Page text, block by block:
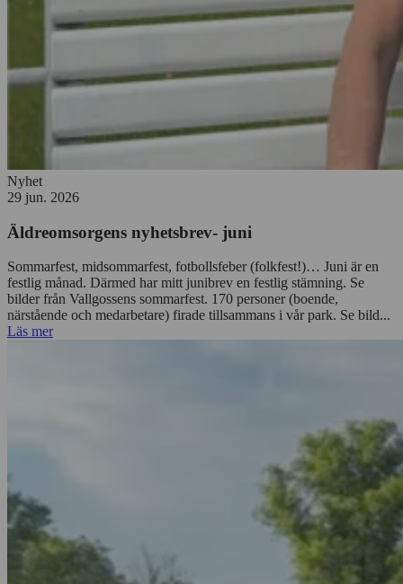
Nyhet
29 jun. 2026
Äldreomsorgens nyhetsbrev- juni
Sommarfest, midsommarfest, fotbollsfeber (folkfest!)… Juni är en
festlig månad. Därmed har mitt junibrev en festlig stämning. Se
bilder från Vallgossens sommarfest. 170 personer (boende,
närstående och medarbetare) firade tillsammans i vår park. Se bild...
Läs mer